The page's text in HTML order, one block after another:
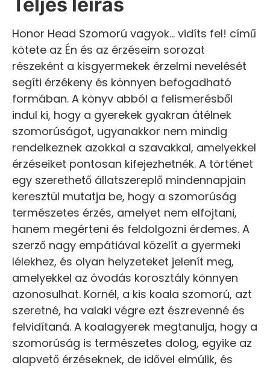
Teljes leírás
Honor Head Szomorú vagyok... vidíts fel! című
kötete az Én és az érzéseim sorozat
részeként a kisgyermekek érzelmi nevelését
segíti érzékeny és könnyen befogadható
formában. A könyv abból a felismerésből
indul ki, hogy a gyerekek gyakran átélnek
szomorúságot, ugyanakkor nem mindig
rendelkeznek azokkal a szavakkal, amelyekkel
érzéseiket pontosan kifejezhetnék. A történet
egy szerethető állatszereplő mindennapjain
keresztül mutatja be, hogy a szomorúság
természetes érzés, amelyet nem elfojtani,
hanem megérteni és feldolgozni érdemes. A
szerző nagy empátiával közelít a gyermeki
lélekhez, és olyan helyzeteket jelenít meg,
amelyekkel az óvodás korosztály könnyen
azonosulhat. Kornél, a kis koala szomorú, azt
szeretné, ha valaki végre ezt észrevenné és
felvidítaná. A koalagyerek megtanulja, hogy a
szomorúság is természetes dolog, egyike az
alapvető érzéseknek, de idővel elmúlik, és